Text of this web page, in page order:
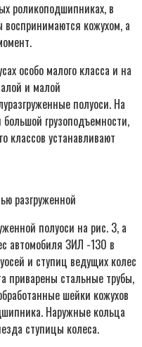
роликоподшипниках, в
воспринимаются кожухом, а
особо малого класса и на
и малой
полуоси. На
большой грузоподъемности,
классов устанавливают
разгруженной
полуоси на рис. 3, а
автомобиля ЗИЛ -130 в
и ступиц ведущих колес
приварены стальные трубы,
шейки кожухов
Наружные кольца
ступицы колеса.